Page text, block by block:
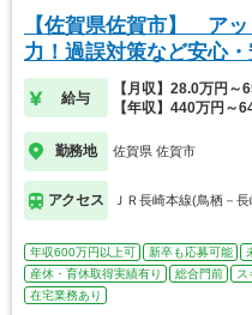
【佐賀県佐賀市】 ア
力！過誤対策など安心
給与
【月収】28.0万円
【年収】440万円～
勤務地 佐賀県 佐賀市
アクセス ＪＲ長崎本線(鳥栖－
年収600万円以上可 新卒も応募可能
産休・育休取得実績有り
総合門前 ス
在宅業務あり